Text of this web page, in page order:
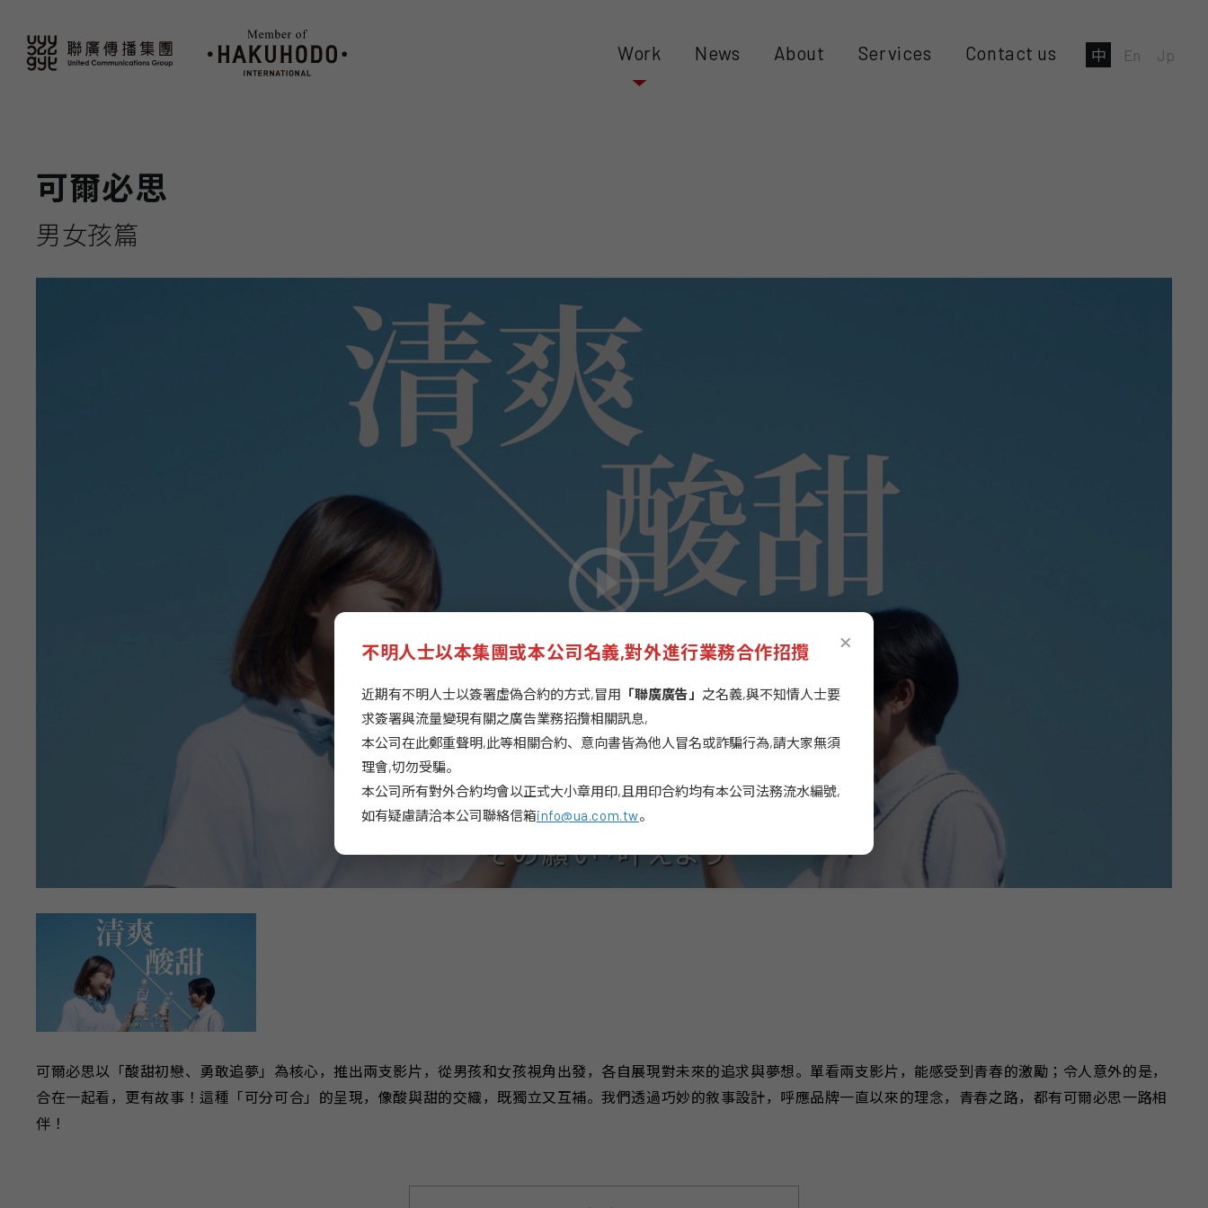
Work News About Services Contact us 中 En Jp
可爾必思
男女孩篇
可爾必思以「酸甜初戀、勇敢追夢」為核心，推出兩支影片，從男孩和女孩視角出發，各自展現對未來的追求與夢想。單看兩支影片，能感受到青春的激勵；令人意外的是，
合在一起看，更有故事！這種「可分可合」的呈現，像酸與甜的交織，既獨立又互補。我們透過巧妙的敘事設計，呼應品牌一直以來的理念，青春之路，都有可爾必思一路相
伴！
×
不明人士以本集團或本公司名義,對外進行業務合作招攬
近期有不明人士以簽署虛偽合約的方式,冒用 「聯廣廣告」 之名義,與不知情人士要
求簽署與流量變現有關之廣告業務招攬相關訊息,
本公司在此鄭重聲明,此等相關合約、意向書皆為他人冒名或詐騙行為,請大家無須
理會,切勿受騙。
本公司所有對外合約均會以正式大小章用印,且用印合約均有本公司法務流水編號,
如有疑慮請洽本公司聯絡信箱info@ua.com.tw。